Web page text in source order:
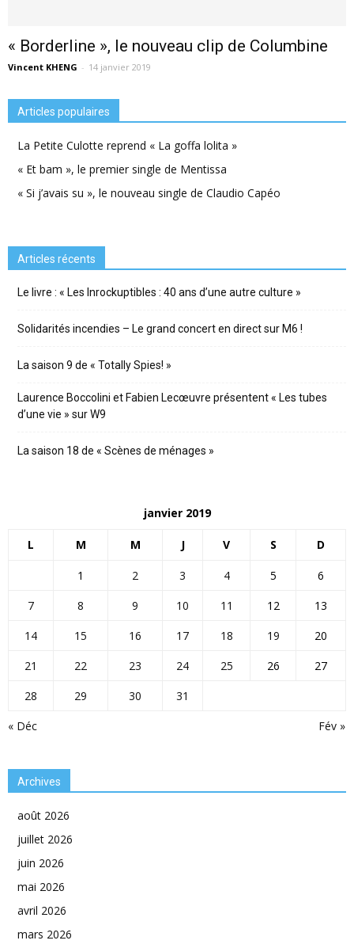
« Borderline », le nouveau clip de Columbine
Vincent KHENG - 14 janvier 2019
Articles populaires
La Petite Culotte reprend « La goffa lolita »
« Et bam », le premier single de Mentissa
« Si j’avais su », le nouveau single de Claudio Capéo
Articles récents
Le livre : « Les Inrockuptibles : 40 ans d’une autre culture »
Solidarités incendies – Le grand concert en direct sur M6 !
La saison 9 de « Totally Spies! »
Laurence Boccolini et Fabien Lecœuvre présentent « Les tubes
d’une vie » sur W9
La saison 18 de « Scènes de ménages »
janvier 2019
L M M J V S D
« Déc Fév »
1 2 3 4 5
6
7
8 9 10 11 12
13
14
15 16 17 18 19
20
21
22 23 24 25 26
27
28
29 30 31
Archives
août 2026
juillet 2026
juin 2026
mai 2026
avril 2026
mars 2026